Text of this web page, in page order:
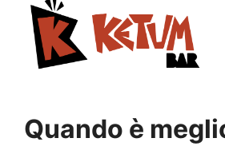
contenuto
Quando è